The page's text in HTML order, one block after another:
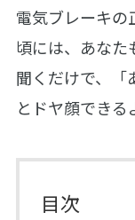
電気ブレーキの
頃には、あなた
聞くだけで、「
とドヤ顔できる
目次